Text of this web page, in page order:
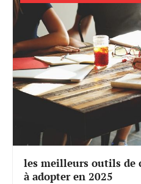
les meilleurs outils de
à adopter en 2025